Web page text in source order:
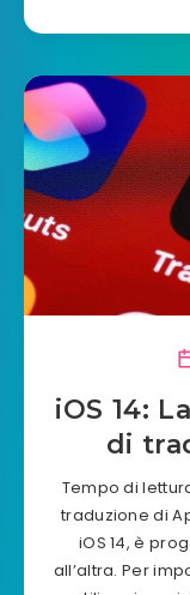
iOS 14:
di
Tempo di
traduzione di
iOS 14, è
all’altra. Per